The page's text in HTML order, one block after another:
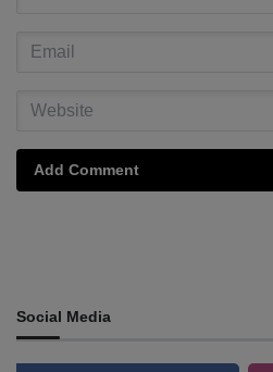
Add Comment
Social Media